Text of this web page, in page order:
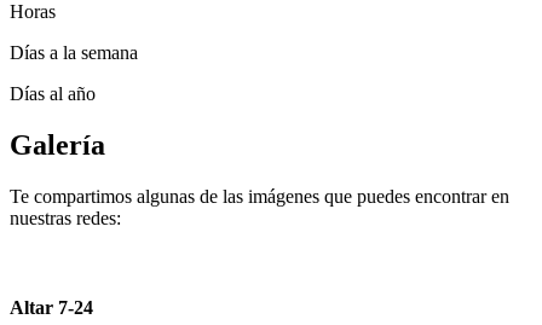
Horas
Días a la semana
Días al año
Galería
Te compartimos algunas de las imágenes que puedes encontrar en
nuestras redes:
Altar 7-24